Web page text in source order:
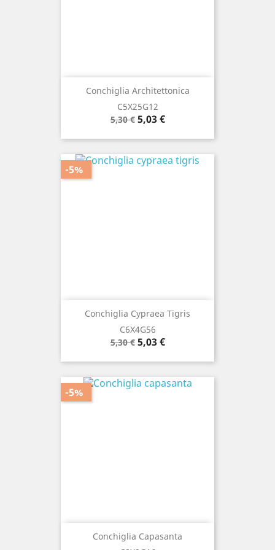
Conchiglia Architettonica
C5X25G12
Prezzo
5,30 € Prezzo
5,03 €
Conchiglia Cypraea Tigris
C6X4G56
Prezzo
5,30 € Prezzo
5,03 €
-5%
Conchiglia Capasanta
-5%